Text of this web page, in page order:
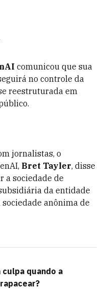
comunicou que sua
no controle da
reestruturada em
jornalistas, o
Bret Tayler, disse
a sociedade de
da entidade
anônima de
quando a